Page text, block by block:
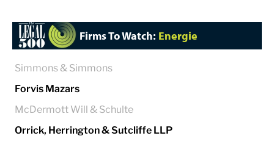
Firms To Watch: Energie
Simmons & Simmons
Forvis Mazars
McDermott Will & Schulte
Orrick, Herrington & Sutcliffe LLP